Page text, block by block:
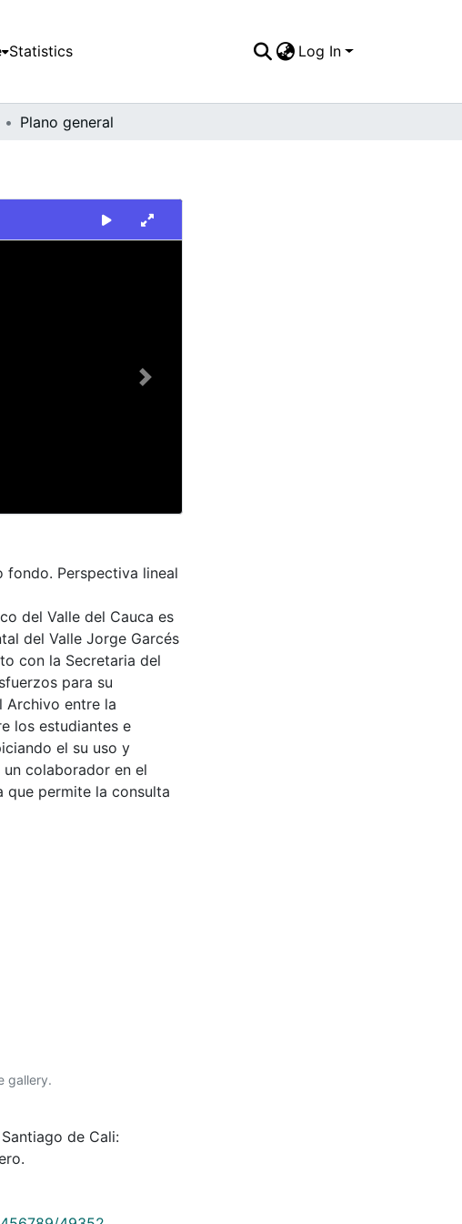
Statistics Log In
Plano general
Next
fondo. Perspectiva lineal
del Valle del Cauca es
del Valle Jorge Garcés
con la Secretaria del
para su
Archivo entre la
los estudiantes e
el su uso y
colaborador en el
permite la consulta
gallery.
de Cali: